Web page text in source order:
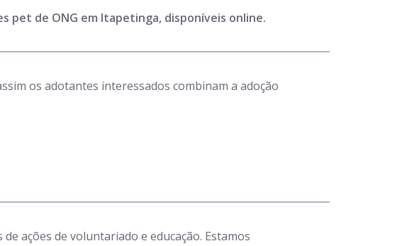
pet de ONG em Itapetinga, disponíveis online.
os adotantes interessados combinam a adoção
ações de voluntariado e educação. Estamos